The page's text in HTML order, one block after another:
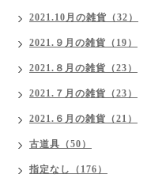
2021.10月の雑貨（32）
2021.９月の雑貨（19）
2021.８月の雑貨（23）
2021.７月の雑貨（23）
2021.６月の雑貨（21）
古道具（50）
指定なし（176）